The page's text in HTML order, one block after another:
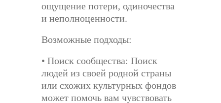
ощущение потери, одиночества
и неполноценности.
Возможные подходы:
• Поиск сообщества: Поиск
людей из своей родной страны
или схожих культурных фондов
может помочь вам чувствовать